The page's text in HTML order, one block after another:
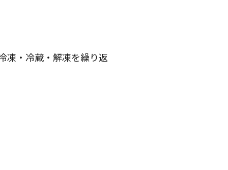
凍・冷蔵・解凍を繰り返